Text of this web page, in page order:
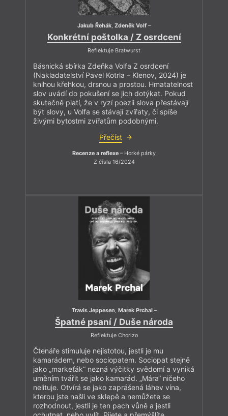
Jakub Řehák, Zdeněk Volf –
Konkrétní poštolka / Z osrdcení
Reflektuje Bratwurst
Básnická sbírka Zdeňka Volfa Z osrdcení
(Nakladatelství Pavel Kotrla – Klenov, 2024) je
knihou křehkou, drsnou a prostou. Hmatatelnost
slov uvádí do pokušení se jich dotýkat. Pokud
skutečně platí, že v ryzí poezii slova přestávají
být slovy, u Volfa se stávají zvířaty, či spíše
živými bytostmi zvířatům podobnými.
Přečíst
Recenze a reflexe – Horké párky
Z čísla 16/2024
Travis Jeppesen, Marek Prchal –
Špatné psaní / Duše národa
Reflektuje Chorizo
Čtenáře stimuluje nejistotou, jestli je mu
kamarádem, nebo sociopatem. Sociopat stejně
jako „markeťák“ nezná výčitky svědomí a vyniká
uměním tvářit se jako kamarád. „Mára“ ničeho
nelituje. Otvírá se jako zaprášená láhev vína,
kterou jste našli ve sklepě a nemůžete se
rozhodnout, jestli je ten pach vůně a jestli